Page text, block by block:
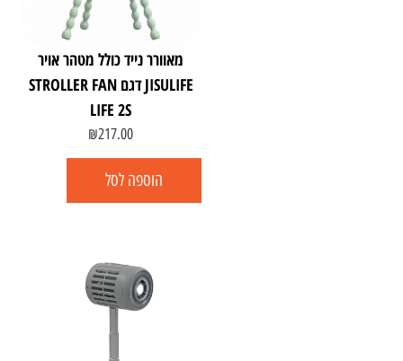
מאוורר נייד כולל מטהר אויר
JISULIFE דגם STROLLER FAN
LIFE 2S
₪217.00
הוספה לסל